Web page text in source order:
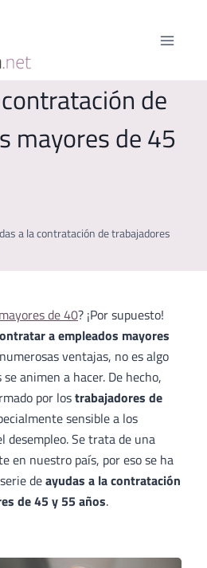
de
mayores de 45
a la contratación de trabajadores
de 40? ¡Por supuesto!
a empleados mayores
ventajas, no es algo
animen a hacer. De hecho,
por lostrabajadores de
sensible a los
desempleo. Se trata de una
en nuestro país, por eso se ha
deayudas a la contratación
de 45 y 55 años.